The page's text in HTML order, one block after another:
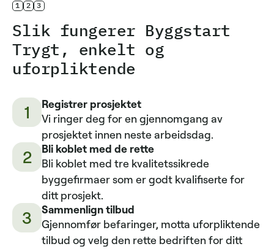
1 2 3
Slik fungerer Byggstart
Trygt, enkelt og
uforpliktende
1
Registrer prosjektet
Vi ringer deg for en gjennomgang av
prosjektet innen neste arbeidsdag.
2
Bli koblet med de rette
Bli koblet med tre kvalitetssikrede
byggefirmaer som er godt kvalifiserte for
ditt prosjekt.
3
Sammenlign tilbud
Gjennomfør befaringer, motta uforpliktende
tilbud og velg den rette bedriften for ditt